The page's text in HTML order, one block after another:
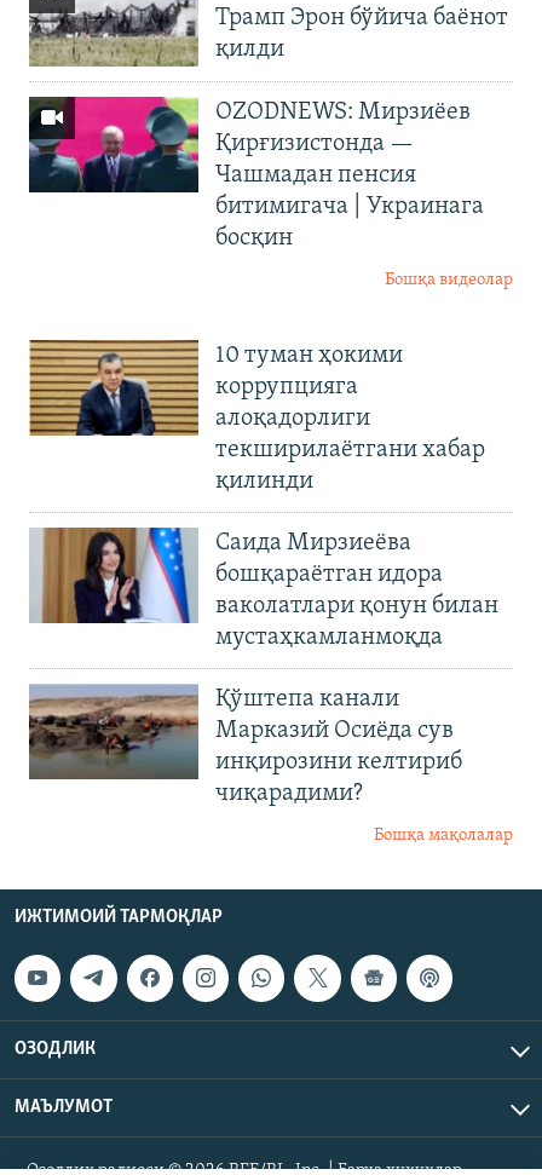
Трамп Эрон бўйича баёнот
қилди
OZODNEWS: Мирзиёев
Қирғизистонда —
Чашмадан пенсия
битимигача | Украинага
босқин
Бошқа видеолар
10 туман ҳокими
коррупцияга
алоқадорлиги
текширилаётгани хабар
қилинди
Саида Мирзиеёва
бошқараётган идора
ваколатлари қонун билан
мустаҳкамланмоқда
Қўштепа канали
Марказий Осиёда сув
инқирозини келтириб
чиқарадими?
Бошқа мақолалар
ИЖТИМОИЙ ТАРМОҚЛАР
ОЗОДЛИК
МАЪЛУМОТ
Озодлик радиоси © 2026 RFE/RL, Inc. | Барча ҳуқуқлар